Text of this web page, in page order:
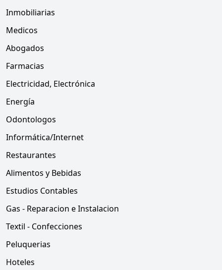
Inmobiliarias
Medicos
Abogados
Farmacias
Electricidad, Electrónica
Energía
Odontologos
Informática/Internet
Restaurantes
Alimentos y Bebidas
Estudios Contables
Gas - Reparacion e Instalacion
Textil - Confecciones
Peluquerias
Hoteles